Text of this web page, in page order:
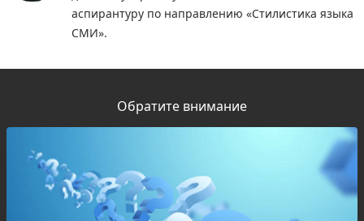
аспирантуру по направлению «Стилистика языка
СМИ».
Обратите внимание